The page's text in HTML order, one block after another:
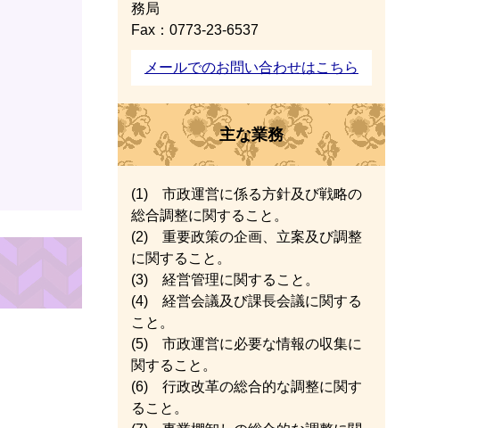
務局
Fax：0773-23-6537
メールでのお問い合わせはこちら
主な業務
(1) 市政運営に係る方針及び戦略の
総合調整に関すること。
(2) 重要政策の企画、立案及び調整
に関すること。
(3) 経営管理に関すること。
(4) 経営会議及び課長会議に関する
こと。
(5) 市政運営に必要な情報の収集に
関すること。
(6) 行政改革の総合的な調整に関す
ること。